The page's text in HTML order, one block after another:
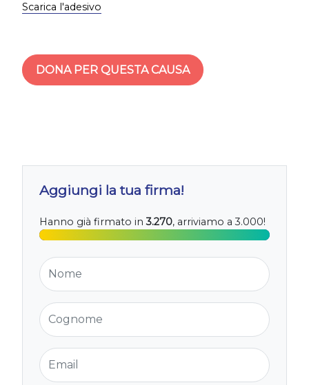
Scarica l'adesivo
DONA PER QUESTA CAUSA
Aggiungi la tua firma!
Hanno già firmato in3.270, arriviamo a 3.000!
Nome
Cognome
Email